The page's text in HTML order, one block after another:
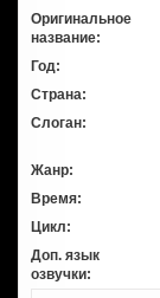
Оригинальное
название:
Год:
Страна:
Слоган:
Жанр:
Время:
Цикл:
Доп. язык
озвучки: